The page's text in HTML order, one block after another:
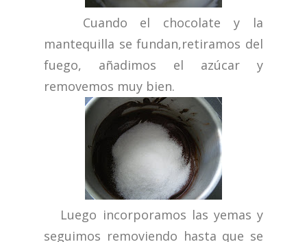
Cuando el chocolate y la
mantequilla se fundan,retiramos del
fuego, añadimos el azúcar y
removemos muy bien.
Luego incorporamos las yemas y
seguimos removiendo hasta que se